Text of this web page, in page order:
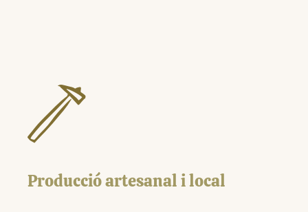
Producció artesanal i local